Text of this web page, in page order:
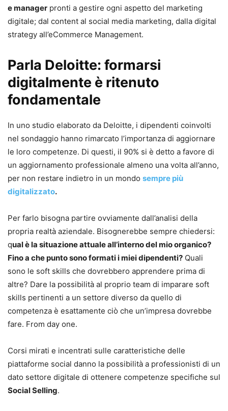
e manager pronti a gestire ogni aspetto del marketing
digitale; dal content al social media marketing, dalla digital
strategy all’eCommerce Management.
Parla Deloitte: formarsi
digitalmente è ritenuto
fondamentale
In uno studio elaborato da Deloitte, i dipendenti coinvolti
nel sondaggio hanno rimarcato l’importanza di aggiornare
le loro competenze. Di questi, il 90% si è detto a favore di
un aggiornamento professionale almeno una volta all’anno,
per non restare indietro in un mondo sempre più
digitalizzato.
Per farlo bisogna partire ovviamente dall’analisi della
propria realtà aziendale. Bisognerebbe sempre chiedersi:
qual è la situazione attuale all’interno del mio organico?
Fino a che punto sono formati i miei dipendenti? Quali
sono le soft skills che dovrebbero apprendere prima di
altre? Dare la possibilità al proprio team di imparare soft
skills pertinenti a un settore diverso da quello di
competenza è esattamente ciò che un’impresa dovrebbe
fare. From day one.
Corsi mirati e incentrati sulle caratteristiche delle
piattaforme social danno la possibilità a professionisti di un
dato settore digitale di ottenere competenze specifiche sul
Social Selling.